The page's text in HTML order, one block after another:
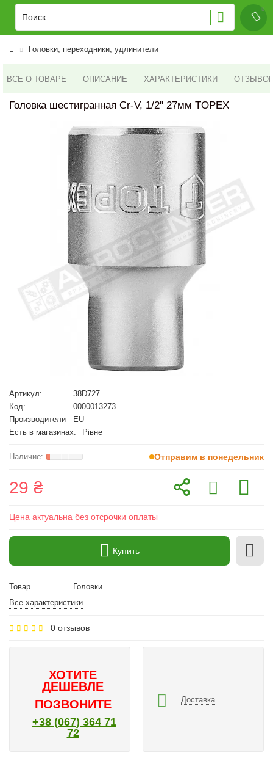
Головки, переходники, удлинители
ВСЕ О ТОВАРЕ ОПИСАНИЕ ХАРАКТЕРИСТИКИ ОТЗЫВОВ
Головка шестигранная Cr-V, 1/2" 27мм TOPEX
Артикул:
38D727
Код:
0000013273
Производители
EU
Есть в магазинах:
Рівне
Отправим в понедельник
29 ₴
Цена актуальна без отсрочки оплаты
Купить
Товар
Головки
Все характеристики
0 отзывов
ХОТИТЕ
ДЕШЕВЛЕ
ПОЗВОНИТЕ
+38 (067) 364 71
72
Доставка